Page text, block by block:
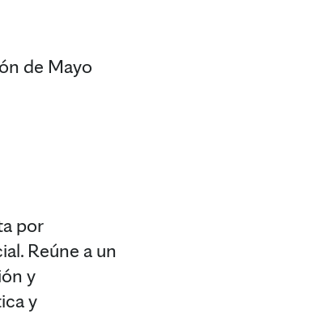
de Mayo
por
Reúne a un
y
y